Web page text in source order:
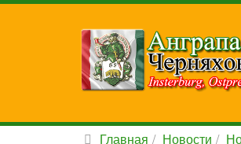
Главная Новости